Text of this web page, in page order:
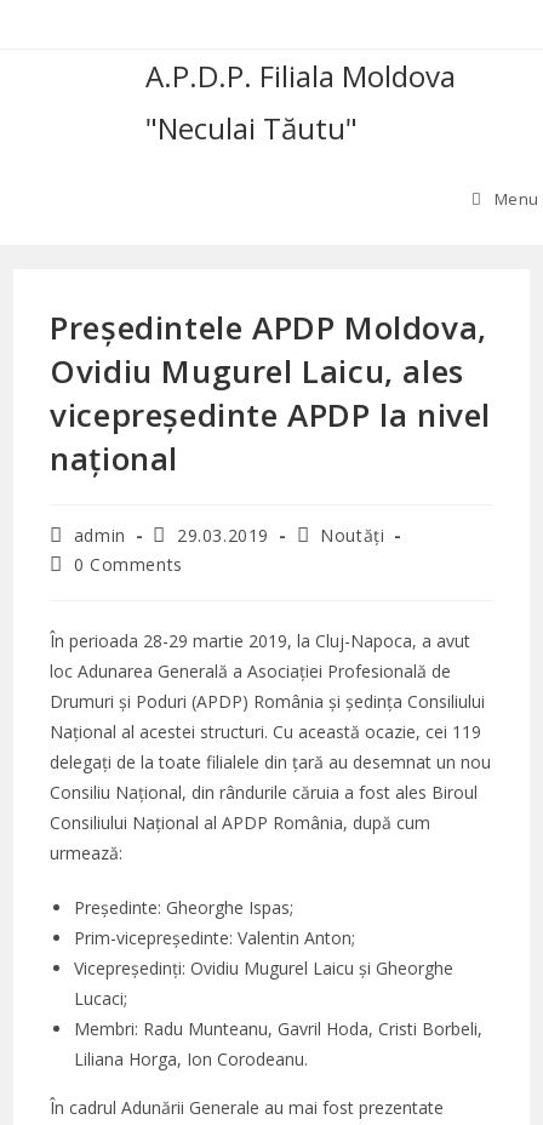
A.P.D.P. Filiala Moldova
"Neculai Tăutu"
Menu
Președintele APDP Moldova,
Ovidiu Mugurel Laicu, ales
vicepreședinte APDP la nivel
național
Post
author:
admin
Post
published:
29.03.2019
PostNoutăți
Post0 Comments
În perioada 28-29 martie 2019, la Cluj-Napoca, a avut
loc Adunarea Generală a Asociației Profesională de
Drumuri și Poduri (APDP) România și ședința Consiliului
Național al acestei structuri. Cu această ocazie, cei 119
delegați de la toate filialele din țară au desemnat un nou
Consiliu Național, din rândurile căruia a fost ales Biroul
Consiliului Național al APDP România, după cum
urmează:
Președinte: Gheorghe Ispas;
Prim-vicepreședinte: Valentin Anton;
Vicepreședinți: Ovidiu Mugurel Laicu și Gheorghe
Lucaci;
Membri: Radu Munteanu, Gavril Hoda, Cristi Borbeli,
Liliana Horga, Ion Corodeanu.
În cadrul Adunării Generale au mai fost prezentate